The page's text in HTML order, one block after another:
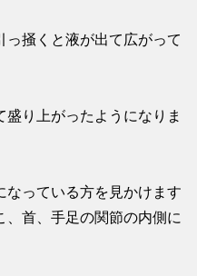
掻くと液が出て広がって
り上がったようになりま
なっている方を見かけます
、首、手足の関節の内側に